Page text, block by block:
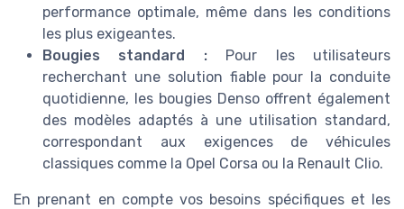
performance optimale, même dans les conditions
les plus exigeantes.
Bougies standard :Pour les utilisateurs
recherchant une solution fiable pour la conduite
quotidienne, les bougies Denso offrent également
des modèles adaptés à une utilisation standard,
correspondant aux exigences de véhicules
classiques comme la Opel Corsa ou la Renault Clio.
En prenant en compte vos besoins spécifiques et les